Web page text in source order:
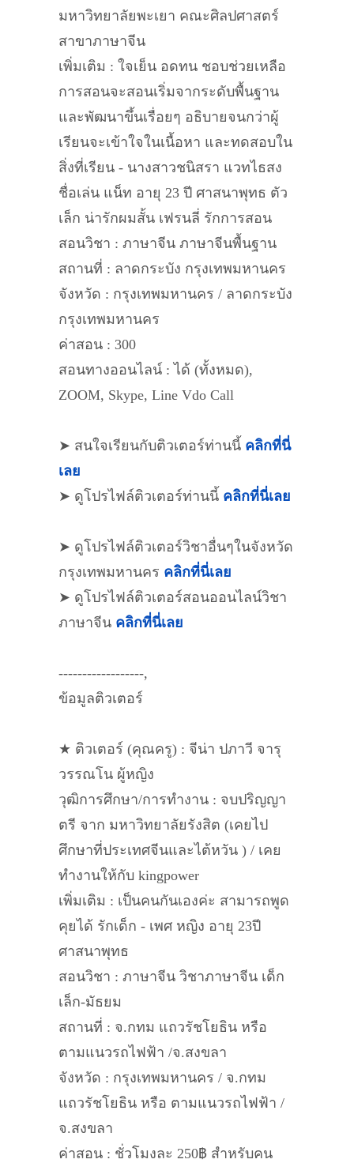
มหาวิทยาลัยพะเยา คณะศิลปศาสตร์
สาขาภาษาจีน
เพิ่มเติม : ใจเย็น อดทน ชอบช่วยเหลือ
การสอนจะสอนเริ่มจากระดับพื้นฐาน
และพัฒนาขึ้นเรื่อยๆ อธิบายจนกว่าผู้
เรียนจะเข้าใจในเนื้อหา และทดสอบใน
สิ่งที่เรียน - นางสาวชนิสรา แวทไธสง
ชื่อเล่น แน็ท อายุ 23 ปี ศาสนาพุทธ ตัว
เล็ก น่ารักผมสั้น เฟรนลี่ รักการสอน
สอนวิชา : ภาษาจีน ภาษาจีนพื้นฐาน
สถานที่ : ลาดกระบัง กรุงเทพมหานคร
จังหวัด : กรุงเทพมหานคร / ลาดกระบัง
กรุงเทพมหานคร
ค่าสอน : 300
สอนทางออนไลน์ : ได้ (ทั้งหมด),
ZOOM, Skype, Line Vdo Call
➤ สนใจเรียนกับติวเตอร์ท่านนี้ คลิกที่นี่
เลย
➤ ดูโปรไฟล์ติวเตอร์ท่านนี้ คลิกที่นี่เลย
➤ ดูโปรไฟล์ติวเตอร์วิชาอื่นๆในจังหวัด
กรุงเทพมหานคร คลิกที่นี่เลย
➤ ดูโปรไฟล์ติวเตอร์สอนออนไลน์วิชา
ภาษาจีน คลิกที่นี่เลย
------------------,
ข้อมูลติวเตอร์
★ ติวเตอร์ (คุณครู) : จีน่า ปภาวี จารุ
วรรณโน ผู้หญิง
วุฒิการศึกษา/การทำงาน : จบปริญญา
ตรี จาก มหาวิทยาลัยรังสิต (เคยไป
ศึกษาที่ประเทศจีนและไต้หวัน ) / เคย
ทำงานให้กับ kingpower
เพิ่มเติม : เป็นคนกันเองค่ะ สามารถพูด
คุยได้ รักเด็ก - เพศ หญิง อายุ 23ปี
ศาสนาพุทธ
สอนวิชา : ภาษาจีน วิชาภาษาจีน เด็ก
เล็ก-มัธยม
สถานที่ : จ.กทม แถวรัชโยธิน หรือ
ตามแนวรถไฟฟ้า /จ.สงขลา
จังหวัด : กรุงเทพมหานคร / จ.กทม
แถวรัชโยธิน หรือ ตามแนวรถไฟฟ้า /
จ.สงขลา
ค่าสอน : ชั่วโมงละ 250฿ สำหรับคน